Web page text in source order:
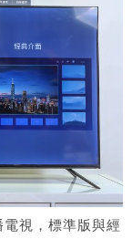
視，標準版與經